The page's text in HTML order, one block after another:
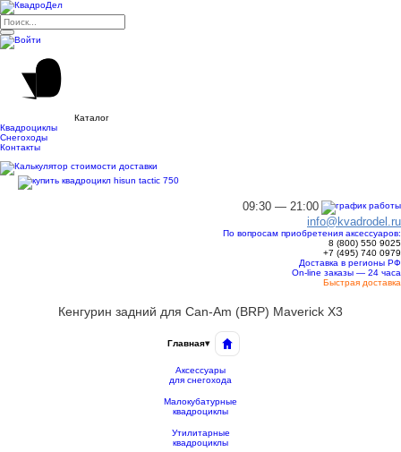
Каталог
Квадроциклы
Снегоходы
Контакты
09:30 — 21:00
info@kvadrodel.ru
По вопросам приобретения аксессуаров:
8 (800) 550 9025
+7 (495) 740 0979
Доставка в регионы РФ
On-line заказы — 24 часа
Быстрая доставка
Кенгурин задний для Can-Am (BRP) Maverick X3
Главная▾
Аксессуары
для снегохода
Малокубатурные
квадроциклы
Утилитарные
квадроциклы